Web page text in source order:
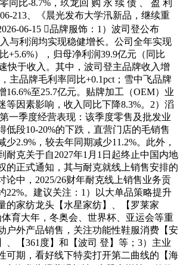
同比-8.7%，玖龙回 购 永 续 债 、 盈 利
213、《晨光发布大学汛新品，继续重
06-15 品牌服饰：1）波司登公布
与利润均实现稳健增长。公司全年实现
+5.6%），归母净利润39.9亿元（同比
快于收入。其中，波司登主品牌收入增
主品牌毛利率同比+0.1pct；雪中飞品牌
16.6%至25.7亿元。贴牌加工（OEM）业
等因素影响，收入同比下降8.3%。2）滔
一季度经营表现：该季度零售及批发业
低段10-20%的下跌，直营门店的毛销售
少2.9%，较去年同期减少11.2%。此外，
耐克关于自2027年1月1日起终止中国内地
的正式通知，其与耐克就线上销售安排的
论中，2025/26财年耐克线上销售业务贡
22%。建议关注：1）以大单品策略提升
的家纺龙头【水星家纺】、【罗莱家
体育大年，冬奥会、世界杯、亚运会等重
户外产品销售，关注功能性鞋服消费【安
、【361度】和【波司 登】等；3）主业
可期，看好线下特卖打开第二曲线的【海